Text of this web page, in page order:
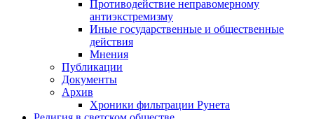
Противодействие неправомерному
антиэкстремизму
Иные государственные и общественные
действия
Мнения
Публикации
Документы
Архив
Хроники фильтрации Рунета